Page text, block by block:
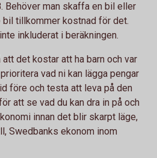
Behöver man skaffa en bil eller
tillkommer kostnad för det.
inkluderat i beräkningen.
det kostar att ha barn och var
vad ni kan lägga pengar
före och testa att leva på den
att se vad du kan dra in på och
innan det blir skarpt läge,
Swedbanks ekonom inom